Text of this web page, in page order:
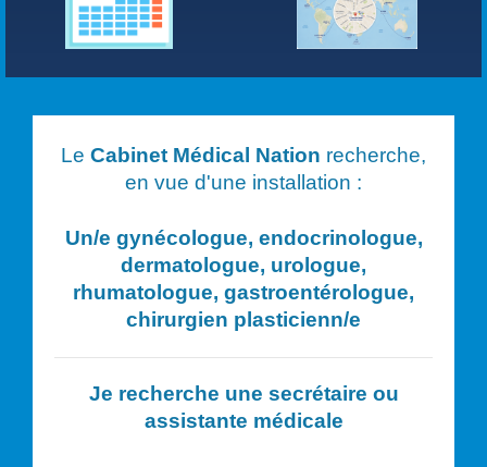
Le Cabinet Médical Nation recherche,
en vue d'une installation :
Un/e gynécologue, endocrinologue,
dermatologue, urologue,
rhumatologue, gastroentérologue,
chirurgien plasticienn/e
Je recherche une secrétaire ou
assistante médicale